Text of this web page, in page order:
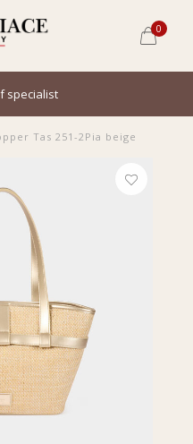
0
specialist
Tas 251-2Pia beige